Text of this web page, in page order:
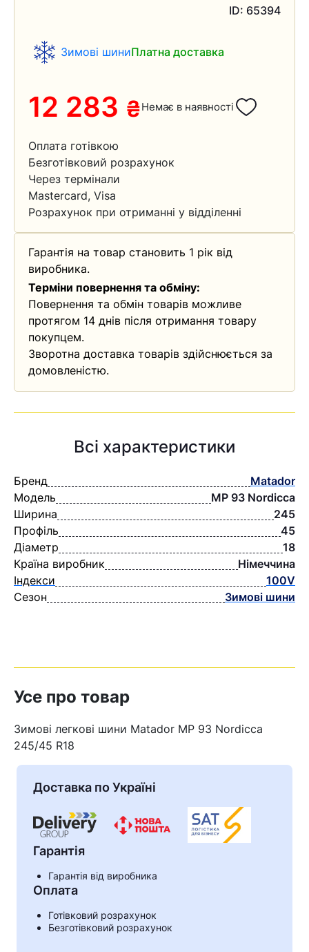
Кошик
У кошику немає товарів.
ID: 65394
Зимові шиниПлатна доставка
12 283 ₴Немає в наявності
Оплата готівкою
Безготівковий розрахунок
Через термінали
Mastercard, Visa
Розрахунок при отриманні у відділенні
Гарантія на товар становить 1 рік від
виробника.
Терміни повернення та обміну:
Повернення та обмін товарів можливе
протягом 14 днів після отримання товару
покупцем.
Зворотна доставка товарів здійснюється за
домовленістю.
Всі характеристики
Бренд
Matador
Модель
MP 93 Nordicca
Ширина
245
Профіль
45
Діаметр
18
Країна виробник
Німеччина
Індекси
100V
Сезон
Зимові шини
Усе про товар
Зимові легкові шини Matador MP 93 Nordicca
245/45 R18
Доставка по Україні
Гарантія
Гарантія від виробника
Оплата
Готівковий розрахунок
Безготівковий розрахунок